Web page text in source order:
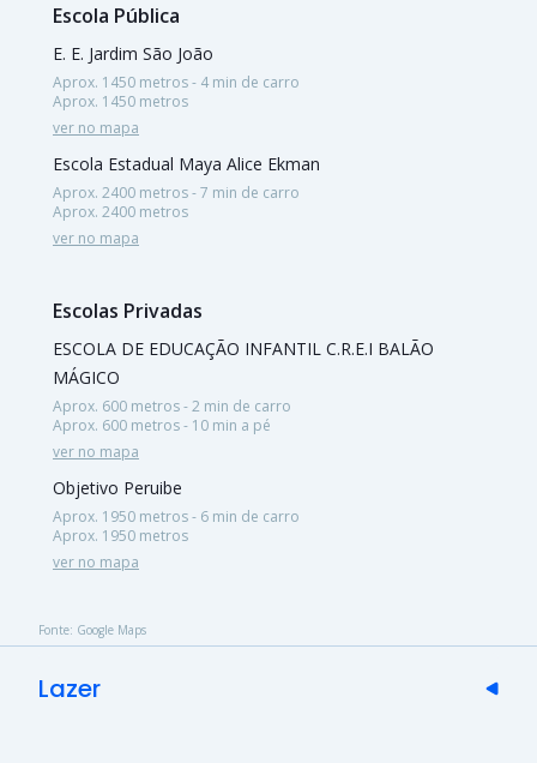
Escola Pública
E. E. Jardim São João
Aprox. 1450 metros - 4 min de carro
Aprox. 1450 metros
ver no mapa
Escola Estadual Maya Alice Ekman
Aprox. 2400 metros - 7 min de carro
Aprox. 2400 metros
ver no mapa
Escolas Privadas
ESCOLA DE EDUCAÇÃO INFANTIL C.R.E.I BALÃO
MÁGICO
Aprox. 600 metros - 2 min de carro
Aprox. 600 metros - 10 min a pé
ver no mapa
Objetivo Peruibe
Aprox. 1950 metros - 6 min de carro
Aprox. 1950 metros
ver no mapa
Fonte: Google Maps
Lazer